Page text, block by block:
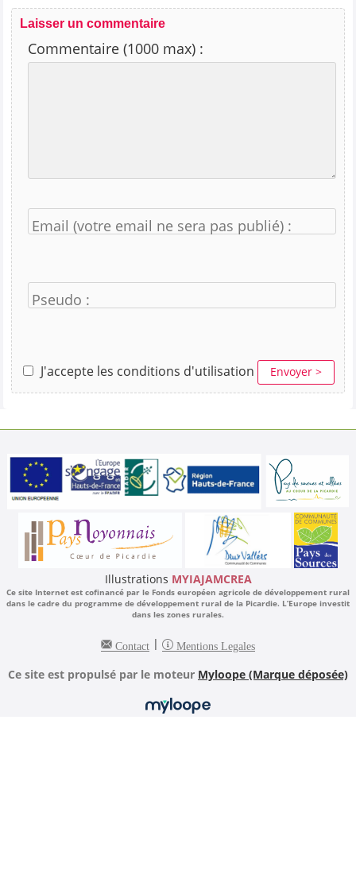
Laisser un commentaire
Commentaire (1000 max) :
Email (votre email ne sera pas publié) :
Pseudo :
J'accepte les conditions d'utilisation Envoyer >
Illustrations MYIAJAMCREA
Ce site Internet est cofinancé par le Fonds européen agricole de développement rural
dans le cadre du programme de développement rural de la Picardie. L’Europe investit
dans les zones rurales.
Contact | Mentions Legales
Ce site est propulsé par le moteur Myloope (Marque déposée)